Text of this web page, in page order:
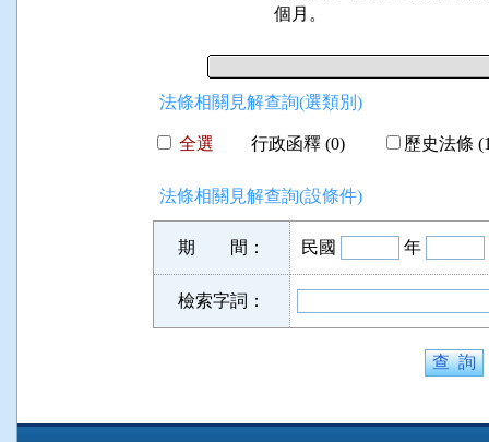
個月。
法條相關見解查詢(選類別)
全選 行政函釋 (0) 歷史法條
法條相關見解查詢(設條件)
期 間： 民國 年
檢索字詞：